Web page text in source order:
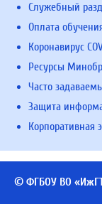
Служебный
Оплата
Коронавирус
Ресурсы
Часто
Защита
Корпоративная
© ФГБОУ ВО